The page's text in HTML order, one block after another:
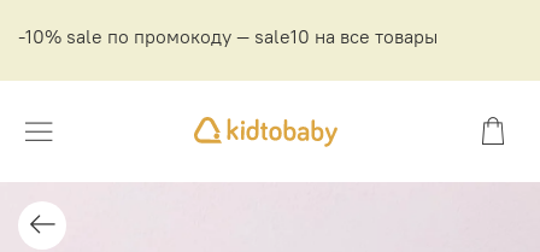
-10% sale по промокоду — sale10 на все товары